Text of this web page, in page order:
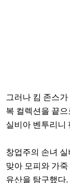
그러나 킴 존스가
복 컬렉션을 끝
실비아 벤투리니
창업주의 손녀 실
맞아 모피와 가
유산을 탐구했다.